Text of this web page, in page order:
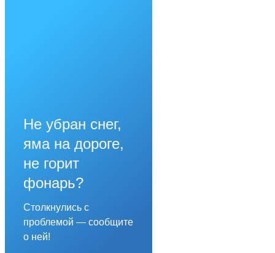
Не убран снег,
яма на дороге,
не горит
фонарь?
Столкнулись с
проблемой — сообщите
о ней!